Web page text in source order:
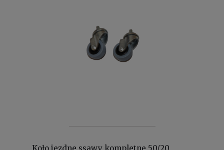
Koło jezdne ssawy kompletne 50/20